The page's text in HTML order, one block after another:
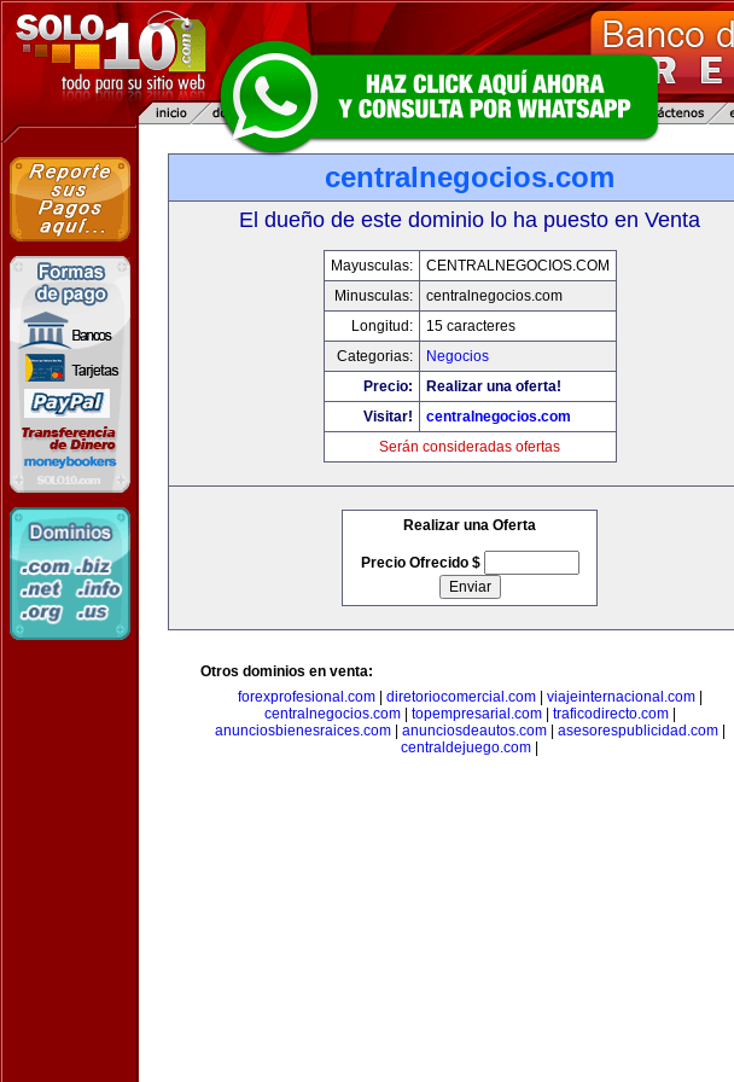
centralnegocios.com
El dueño de este dominio lo ha puesto en Venta
Mayusculas:
CENTRALNEGOCIOS.COM
Minusculas:
centralnegocios.com
Longitud:
15 caracteres
Categorias:
Negocios
Precio:
Realizar una oferta!
Visitar!
centralnegocios.com
Serán consideradas ofertas
Realizar una Oferta
Precio Ofrecido $
Otros dominios en venta:
forexprofesional.com| diretoriocomercial.com| viajeinternacional.com|
centralnegocios.com| topempresarial.com| traficodirecto.com|
anunciosbienesraices.com| anunciosdeautos.com| asesorespublicidad.com|
centraldejuego.com